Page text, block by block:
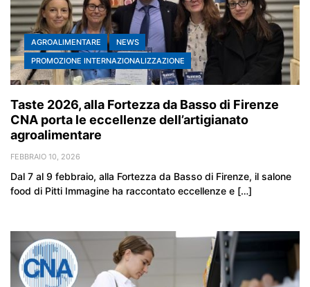
AGROALIMENTARE
NEWS
PROMOZIONE INTERNAZIONALIZZAZIONE
Taste 2026, alla Fortezza da Basso di Firenze
CNA porta le eccellenze dell’artigianato
agroalimentare
FEBBRAIO 10, 2026
Dal 7 al 9 febbraio, alla Fortezza da Basso di Firenze, il salone
food di Pitti Immagine ha raccontato eccellenze e […]